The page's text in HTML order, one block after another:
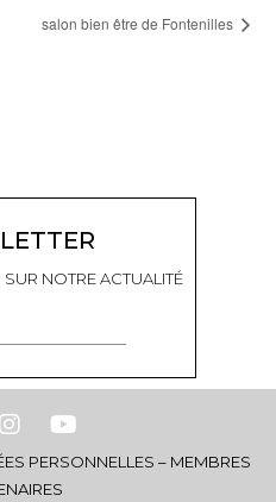
salon bien être de Fontenilles
NOTRE ACTUALITÉ
PERSONNELLES – MEMBRES